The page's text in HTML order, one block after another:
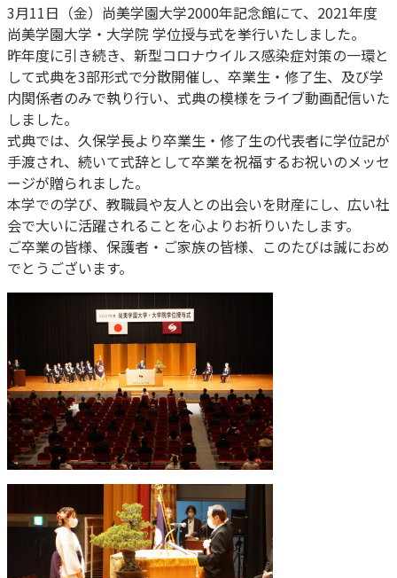
3月11日（金）尚美学園大学2000年記念館にて、2021年度
尚美学園大学・大学院 学位授与式を挙行いたしました。
昨年度に引き続き、新型コロナウイルス感染症対策の一環と
して式典を3部形式で分散開催し、卒業生・修了生、及び学
内関係者のみで執り行い、式典の模様をライブ動画配信いた
しました。
式典では、久保学長より卒業生・修了生の代表者に学位記が
手渡され、続いて式辞として卒業を祝福するお祝いのメッセ
ージが贈られました。
本学での学び、教職員や友人との出会いを財産にし、広い社
会で大いに活躍されることを心よりお祈りいたします。
ご卒業の皆様、保護者・ご家族の皆様、このたびは誠におめ
でとうございます。